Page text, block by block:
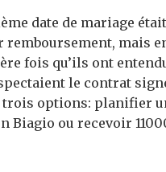
date de mariage
mais
fois qu’ils ont
le contrat
trois options: planifier
Biagio ou recevoir